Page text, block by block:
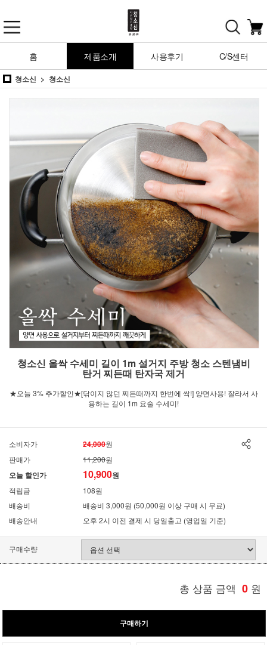
홈 제품소개 사용후기 C/S센터
청소신 청소신
청소신 올싹 수세미 길이 1m 설거지 주방 청소 스텐냄비
탄거 찌든때 탄자국 제거
★오늘 3% 추가할인★[닦이지 않던 찌든때까지 한번에 싹!] 양면사용! 잘라서 사
용하는 길이 1m 요술 수세미!
소비자가 24,000원
판매가
11,200원
오늘 할인가 10,900원
적립금
108원
배송비
배송비 3,000원 (50,000원 이상 구매 시 무료)
배송안내
오후 2시 이전 결제 시 당일출고 (영업일 기준)
구매수량
총 상품 금액 0 원
구매하기